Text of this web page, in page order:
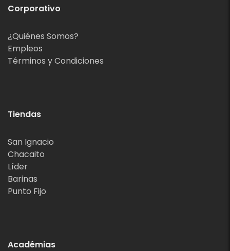
Corporativo
¿Quiénes Somos?
Empleos
Términos y Condiciones
Tiendas
San Ignacio
Chacaito
Líder
Barinas
Punto Fijo
Académias